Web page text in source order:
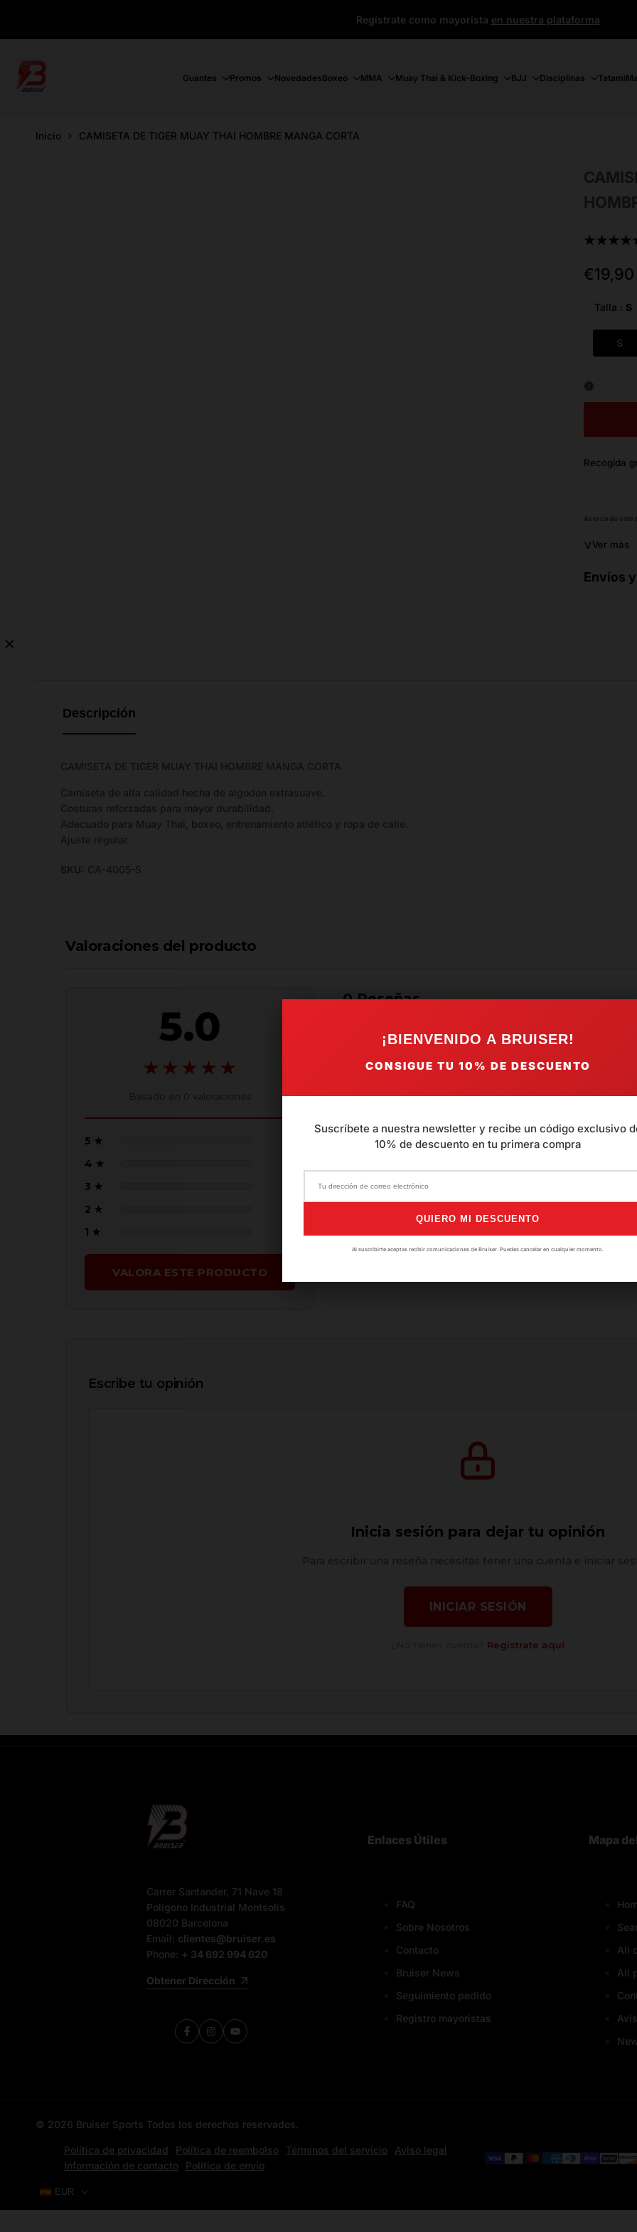
¡BIENVENIDO A BRUISER!
CONSIGUE TU 10% DE DESCUENTO
Suscríbete a nuestra newsletter y recibe un código exclusivo
10% de descuento en tu primera compra
QUIERO MI DESCUENTO
Al suscribirte aceptas recibir comunicaciones de Bruiser. Puedes cancelar en cualquier momento.
Regístrate como mayorista en nuestra plataforma
Guantes Promos NovedadesBoxeo MMA Muay Thai & Kick-Boxing BJJ Disciplinas Tatami
Inicio CAMISETA DE TIGER MUAY THAI HOMBRE MANGA CORTA
Precio
oferta
€19,90
Talla : S
S
Recogida
Acerca de este
˅Ver más
Envíos
✕
disponible.
Descripción
CAMISETA DE TIGER MUAY THAI HOMBRE MANGA CORTA
Camiseta de alta calidad hecha de algodón extrasuave.
Costuras reforzadas para mayor durabilidad.
Adecuado para Muay Thai, boxeo, entrenamiento atlético y ropa de calle.
Ajuste regular.
SKU: CA-4005-S
Valoraciones del producto
5.0
★★★★★
5 ★
4 ★
3 ★
2 ★
1 ★
VALORA ESTE PRODUCTO
0Reseñas
Aún no hay opiniones.
Escribe tu opinión
Inicia sesión para dejar tu opinión
INICIAR SESIÓN
Regístrate aquí
Carrer Santander, 71 Nave 18
Poligono Industrial Montsolis
08020 Barcelona
Email: clientes@bruiser.es
Phone: + 34 692 994 620
Obtener Dirección
FacebookInstagramYouTube
Enlaces Útiles
FAQ
Sobre Nosotros
Contacto
Bruiser News
Seguimiento pedido
Registro mayoristas
Mapa
All
All
© 2026 Bruiser Sports Todos los derechos reservados.
Política de privacidad Política de reembolso Términos del servicio
Aviso legal
Información de contacto
Política de envío
EUR
al